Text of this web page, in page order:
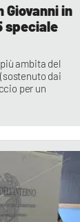
Giovanni in
speciale
ambita del
dai
per un